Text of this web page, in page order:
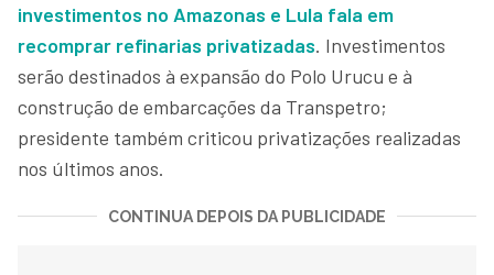
investimentos no Amazonas e Lula fala em
recomprar refinarias privatizadas. Investimentos
serão destinados à expansão do Polo Urucu e à
construção de embarcações da Transpetro;
presidente também criticou privatizações realizadas
nos últimos anos.
CONTINUA DEPOIS DA PUBLICIDADE